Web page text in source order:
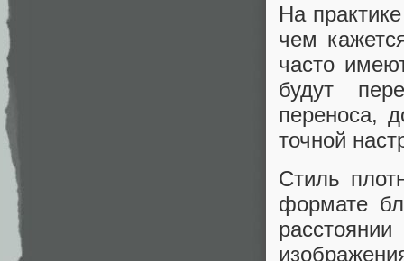
На
чем
часто
будут
переноса,
точной
Стиль
формате